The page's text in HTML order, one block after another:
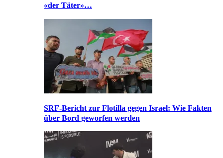
«der Täter»…
SRF-Bericht zur Flotilla gegen Israel: Wie Fakten
über Bord geworfen werden